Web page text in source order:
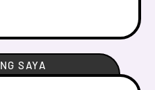
SAYA